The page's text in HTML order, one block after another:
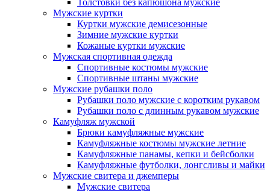
Толстовки без капюшона мужские
Мужские куртки
Куртки мужские демисезонные
Зимние мужские куртки
Кожаные куртки мужские
Мужская спортивная одежда
Спортивные костюмы мужские
Спортивные штаны мужские
Мужские рубашки поло
Рубашки поло мужские с коротким рукавом
Рубашки поло с длинным рукавом мужские
Камуфляж мужской
Брюки камуфляжные мужские
Камуфляжные костюмы мужские летние
Камуфляжные панамы, кепки и бейсболки
Камуфляжные футболки, лонгсливы и майки
Мужские свитера и джемперы
Мужские свитера